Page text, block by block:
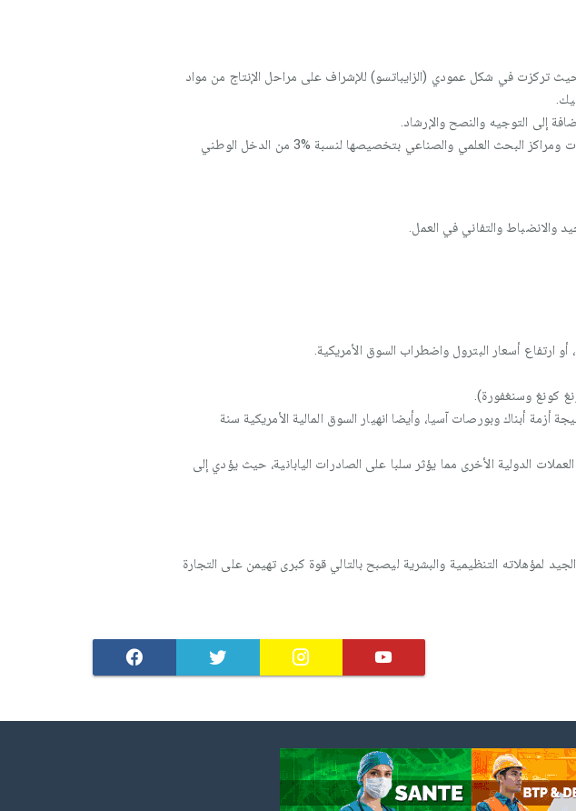
حيث تركزت في شكل عمودي (الزايباتسو) للإشراف على مراحل الإنتاج من مواد
إلى التوجيه والنصح والإرشاد.
دور الدولة في تشجيع البحث العلمي: ويتجسد من خلال نسج علاقة متينة بين الجامعات ومراكز البحث العلمي والصناعي بتخصيصها لنسبة %3 من الدخل الوطني
كونغ وسنغفورة).
المالية يؤثر سلبا على تجارة اليابان، كما حدث في آسيا سنة 1997م نتيجة أزمة أبناك وبورصات آسيا، وأيضا انهيار السوق المالية الأمريكية سنة
الدولية الأخرى مما يؤثر سلبا على الصادرات اليابانية، حيث يؤدي إلى
لمؤهلاته التنظيمية والبشرية ليصبح بالتالي قوة كبرى تهيمن على التجارة